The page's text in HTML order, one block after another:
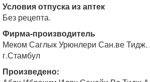
Условия отпуска из аптек
Без рецепта.
Фирма-производитель
Меком Саглык Урюнлери Сан.ве
г.Стамбул
Произведено: